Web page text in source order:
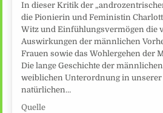
In dieser Kritik der
die Pionierin und Feministin
Witz und Einfühlungsvermögen die
Auswirkungen der männlichen
Frauen sowie das Wohlergehen der
Die lange Geschichte der
weiblichen Unterordnung in unserer
natürlichen…
Quelle